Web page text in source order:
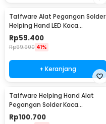
Taffware Alat Pegangan Solder
Helping Hand LED Kaca
Pembesar 3.5X - TE-801
Rp59.400
Rp99.900 41%
+ Keranjang
Taffware Helping Hand Alat
Pegangan Solder Kaca
Pembesar LED - MG16129-C
Rp100.700